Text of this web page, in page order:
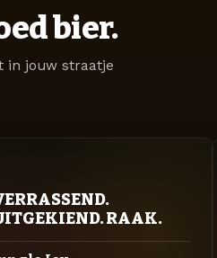
bier.
in jouw straatje
RAAK.